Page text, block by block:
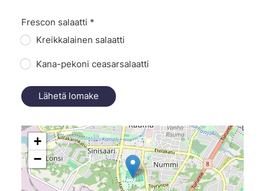
Frescon salaatti *
Kreikkalainen salaatti
Kana-pekoni ceasarsalaatti
Lähetä lomake
+
−